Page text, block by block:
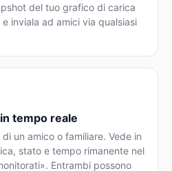
del tuo grafico di carica
inviala ad amici via qualsiasi
tempo reale
un amico o familiare. Vede in
stato e tempo rimanente nel
Entrambi possono